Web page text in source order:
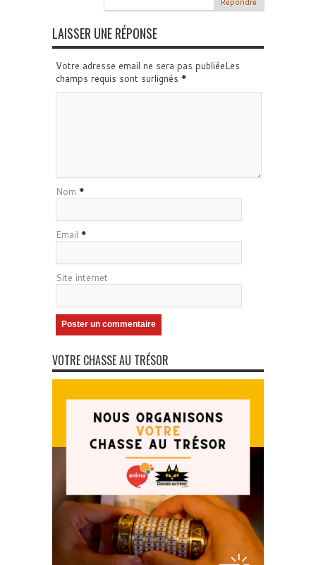
LAISSER UNE RÉPONSE
Votre adresse email ne sera pas publiéeLes
champs requis sont surlignés *
Nom *
Email *
Site internet
VOTRE CHASSE AU TRÉSOR